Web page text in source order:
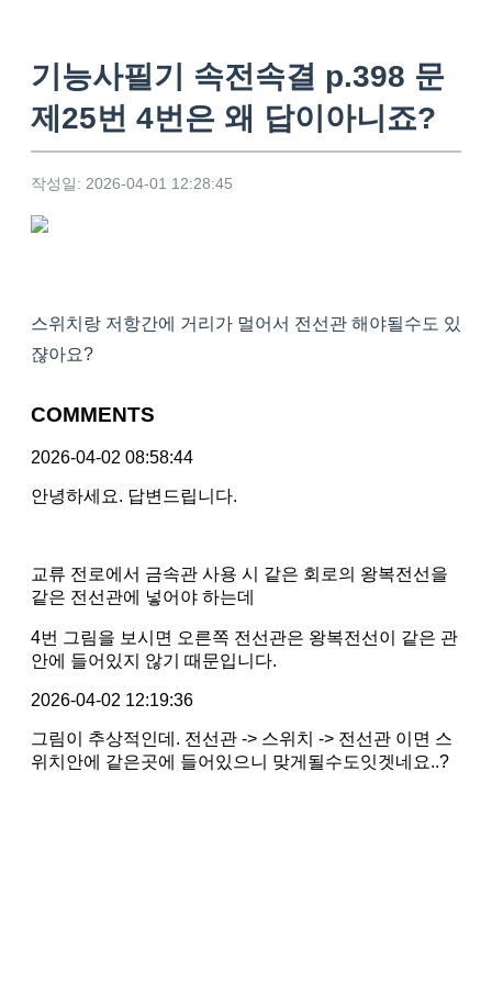
기능사필기 속전속결 p.398 문
제25번 4번은 왜 답이아니죠?
작성일: 2026-04-01 12:28:45
스위치랑 저항간에 거리가 멀어서 전선관 해야될수도 있
쟎아요?
COMMENTS
2026-04-02 08:58:44
안녕하세요. 답변드립니다.
교류 전로에서 금속관 사용 시 같은 회로의 왕복전선을
같은 전선관에 넣어야 하는데
4번 그림을 보시면 오른쪽 전선관은 왕복전선이 같은 관
안에 들어있지 않기 때문입니다.
2026-04-02 12:19:36
그림이 추상적인데. 전선관 -> 스위치 -> 전선관 이면 스
위치안에 같은곳에 들어있으니 맞게될수도잇겟네요..?